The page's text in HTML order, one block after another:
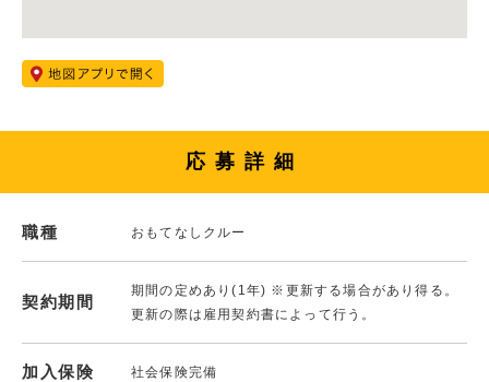
応募詳細
職種 おもてなしクルー
契約期間
期間の定めあり(1年) ※更新する場合があり得る。
更新の際は雇用契約書によって行う。
加入保険 社会保険完備